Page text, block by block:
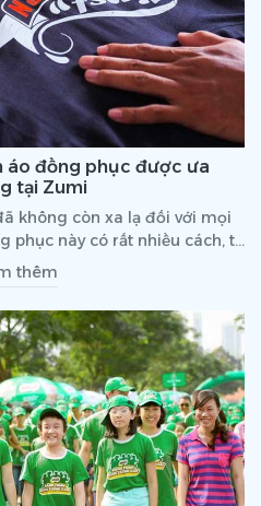
áo đồng phục được ưa
tại Zumi
không còn xa lạ đối với mọi
phục này có rất nhiều cách, từ
tiên tiến nhất hiện nay chính
rõ hơn về kỹ thuật này, hãy
về in hình lên áo.
thêm